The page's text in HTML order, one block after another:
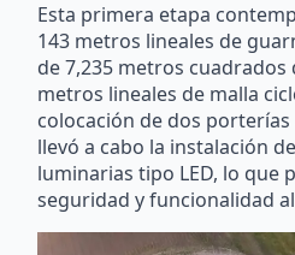
Esta primera etapa
143 metros lineales de
de 7,235 metros
metros lineales de malla
colocación de dos porterías
llevó a cabo la instalación
luminarias tipo LED, lo que
seguridad y funcionalidad